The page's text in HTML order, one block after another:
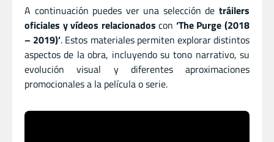
A continuación puedes ver una selección de tráilers
oficiales y vídeos relacionados con ‘The Purge (2018
– 2019)’. Estos materiales permiten explorar distintos
aspectos de la obra, incluyendo su tono narrativo, su
evolución visual y diferentes aproximaciones
promocionales a la película o serie.